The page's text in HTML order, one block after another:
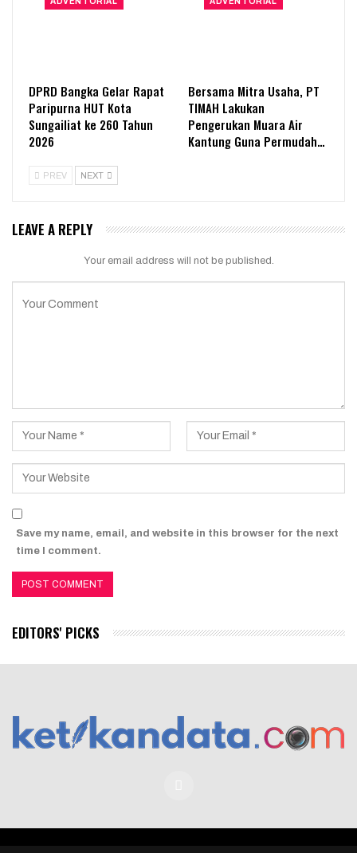
DPRD Bangka Gelar Rapat
Paripurna HUT Kota
Sungailiat ke 260 Tahun
2026
Bersama Mitra Usaha, PT
TIMAH Lakukan
Pengerukan Muara Air
Kantung Guna Permudah…
PREV NEXT
LEAVE A REPLY
Your email address will not be published.
Save my name, email, and website in this browser for the next
time I comment.
EDITORS' PICKS